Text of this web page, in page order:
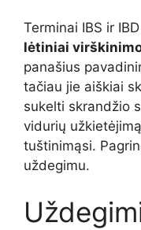
Terminai IBS ir
lėtiniai
panašius
tačiau jie aiškiai
sukelti skrandžio
vidurių
tuštinimąsi.
uždegimu.